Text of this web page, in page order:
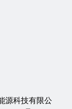
源科技有限公